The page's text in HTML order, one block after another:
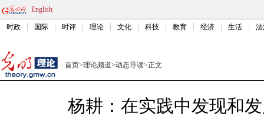
English
时政 国际 时评 理论 文化 科技 教育 经济 生活
首页>理论频道>动态导读>正文
杨耕：在实践中发现和